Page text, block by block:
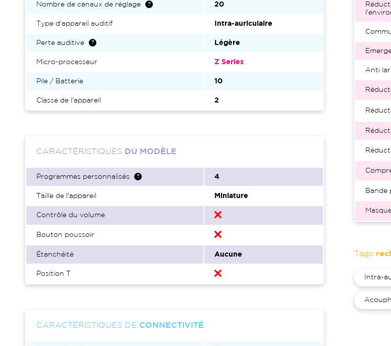
Nombre de canaux de réglage 20
Type d'appareil auditif Intra-auriculaire
Perte auditive Légère
Micro-processeur Z Series
Pile / Batterie 10
Classe de l'appareil 2
CARACTÉRISTIQUES DU MODÈLE
Programmes personnalisés 4
Taille de l'appareil Miniature
Contrôle du volume
Bouton poussoir
Étanchéité Aucune
Position T
CARACTÉRISTIQUES DE CONNECTIVITÉ
Anti
Bande
Tags
Intra-